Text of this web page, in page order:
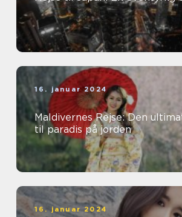
16. januar 2024
Maldivernes Rejse: Den
til paradis på jorden
16. januar 2024